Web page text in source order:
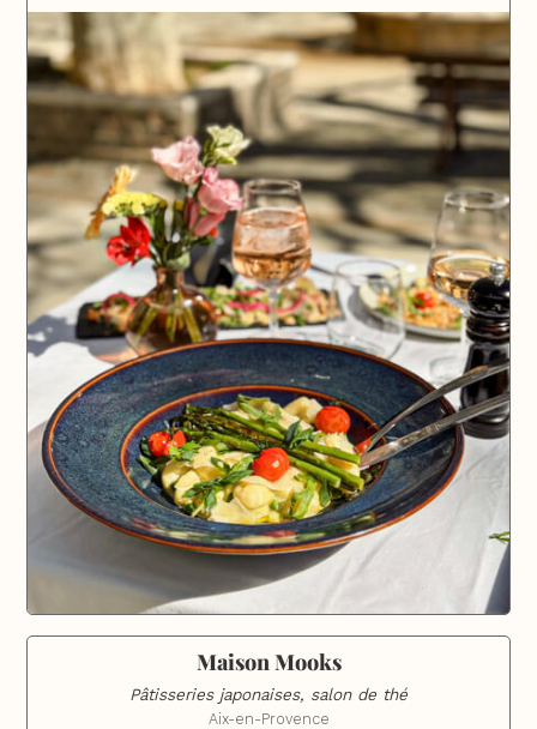
Maison Mooks
Pâtisseries japonaises, salon de thé
Aix-en-Provence